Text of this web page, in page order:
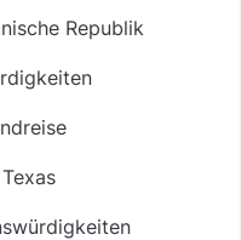
Republik